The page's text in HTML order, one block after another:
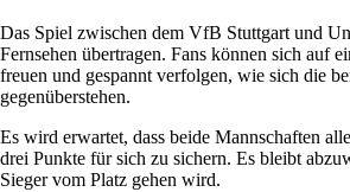
Das Spiel zwischen dem VfB Stuttgart und
Fernsehen übertragen. Fans können sich auf
freuen und gespannt verfolgen, wie sich die
gegenüberstehen.
Es wird erwartet, dass beide Mannschaften
drei Punkte für sich zu sichern. Es bleibt
Sieger vom Platz gehen wird.